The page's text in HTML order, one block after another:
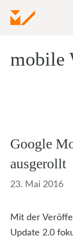
Inhalt
mobile
Google
ausgerollt
23. Mai 2016
Mit der
Update 2.0